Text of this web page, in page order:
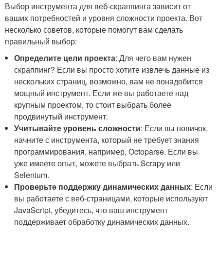
Выбор инструмента для веб-скраппинга зависит от
ваших потребностей и уровня сложности проекта. Вот
несколько советов, которые помогут вам сделать
правильный выбор:
Определите цели проекта: Для чего вам нужен
скраппинг? Если вы просто хотите извлечь данные из
нескольких страниц, возможно, вам не понадобится
мощный инструмент. Если же вы работаете над
крупным проектом, то стоит выбрать более
продвинутый инструмент.
Учитывайте уровень сложности: Если вы новичок,
начните с инструмента, который не требует знания
программирования, например, Octoparse. Если вы
уже имеете опыт, можете выбрать Scrapy или
Selenium.
Проверьте поддержку динамических данных: Если
вы работаете с веб-страницами, которые используют
JavaScript, убедитесь, что ваш инструмент
поддерживает обработку динамических данных.